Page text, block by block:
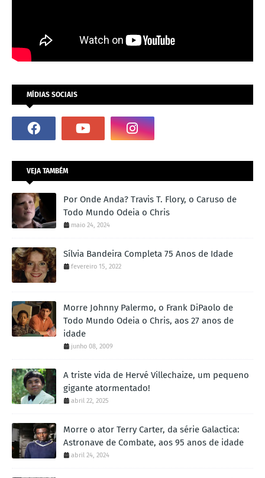
MÍDIAS SOCIAIS
VEJA TAMBÉM
Por Onde Anda? Travis T. Flory, o Caruso de
Todo Mundo Odeia o Chris
maio 24, 2024
Sílvia Bandeira Completa 75 Anos de Idade
fevereiro 15, 2022
Morre Johnny Palermo, o Frank DiPaolo de
Todo Mundo Odeia o Chris, aos 27 anos de
idade
junho 08, 2009
A triste vida de Hervé Villechaize, um pequeno
gigante atormentado!
abril 22, 2025
Morre o ator Terry Carter, da série Galactica:
Astronave de Combate, aos 95 anos de idade
abril 24, 2024